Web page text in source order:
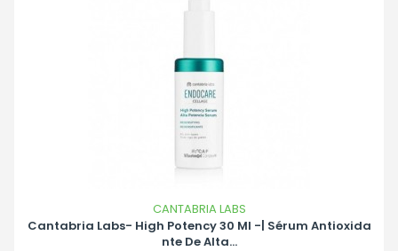
CANTABRIA LABS
Cantabria Labs- High Potency 30 Ml -| Sérum Antioxida
Nte De Alta...